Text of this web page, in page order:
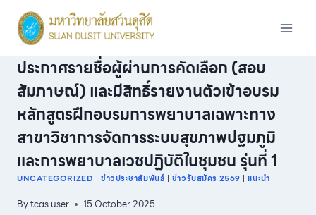
content
ประกาศรายชื่อผู้ผ่านการคัดเลือก (สอบ
สัมภาษณ์) และมีสิทธิ์รายงานตัวเข้าอบรม
หลักสูตรฝึกอบรมการพยาบาลเฉพาะทาง
สาขาวิชาการจัดการระบบสุขภาพปฐมภูมิ
และการพยาบาลเวชปฏิบัติในชุมชน รุ่นที่ 1
UNCATEGORIZED | ข่าวประชาสัมพันธ์ | ข่าวรับสมัคร 2569 | แนะนำ
Bytcas user 15 October 2025